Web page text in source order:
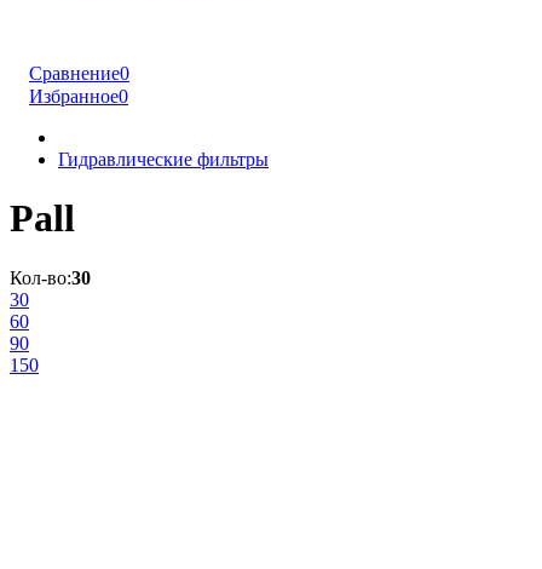
Сравнение0
Избранное0
Гидравлические фильтры
Pall
Кол-во:30
30
60
90
150